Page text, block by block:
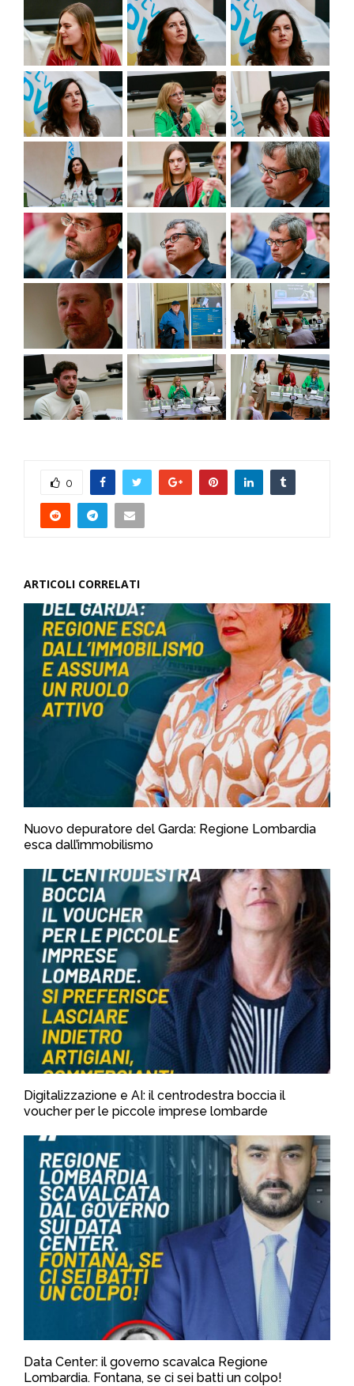
0
ARTICOLI CORRELATI
Nuovo depuratore del Garda: Regione Lombardia
esca dall’immobilismo
Digitalizzazione e AI: il centrodestra boccia il
voucher per le piccole imprese lombarde
Data Center: il governo scavalca Regione
Lombardia. Fontana, se ci sei batti un colpo!